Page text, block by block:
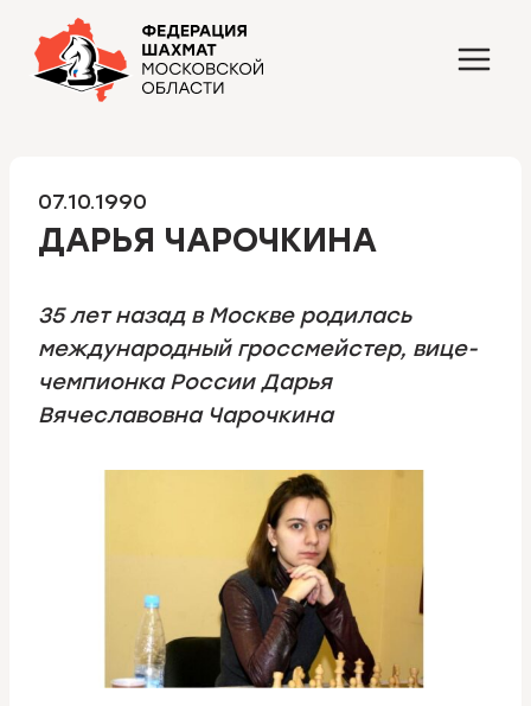
Перейти
содержимому
07.10.1990
ДАРЬЯ ЧАРОЧКИНА
35 лет назад в Москве родилась
международный гроссмейстер, вице-
чемпионка России Дарья
Вячеславовна Чарочкина